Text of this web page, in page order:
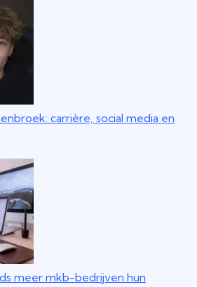
carrière, social media en
meer mkb-bedrijven hun